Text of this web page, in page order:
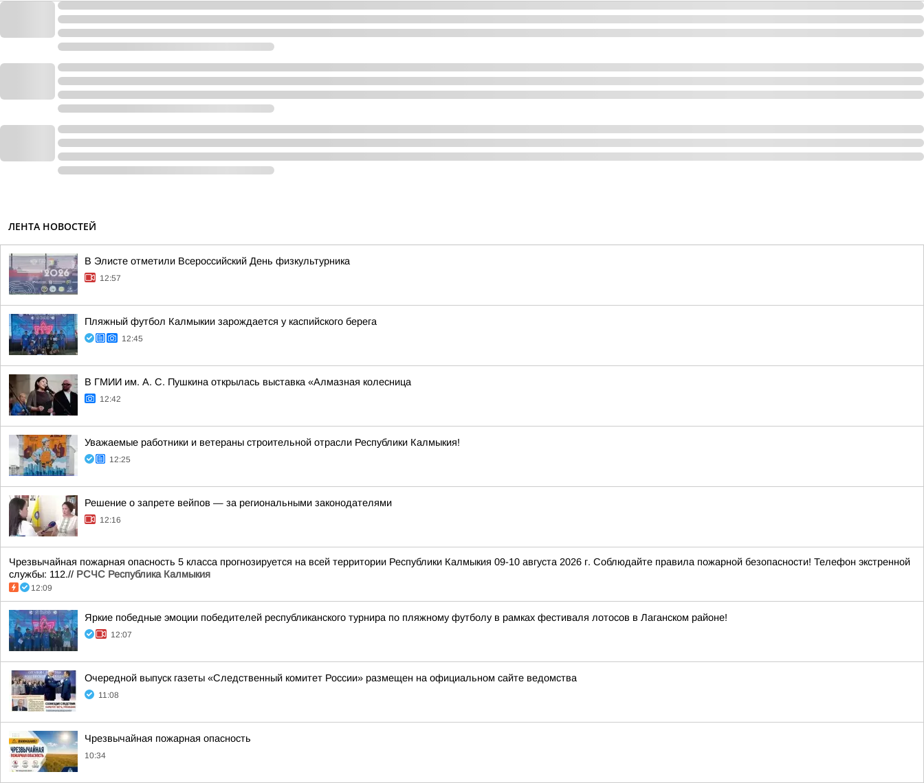
ЛЕНТА НОВОСТЕЙ
В Элисте отметили Всероссийский День физкультурника
12:57
Пляжный футбол Калмыкии зарождается у каспийского берега
12:45
В ГМИИ им. А. С. Пушкина открылась выставка «Алмазная колесница
12:42
Уважаемые работники и ветераны строительной отрасли Республики Калмыкия!
12:25
Решение о запрете вейпов — за региональными законодателями
12:16
Чрезвычайная пожарная опасность 5 класса прогнозируется на всей территории Республики Калмыкия 09-10 августа 2026 г. Соблюдайте правила пожарной безопасности! Телефон экстренной
службы: 112.// РСЧС Республика Калмыкия
12:09
Яркие победные эмоции победителей республиканского турнира по пляжному футболу в рамках фестиваля лотосов в Лаганском районе!
12:07
Очередной выпуск газеты «Следственный комитет России» размещен на официальном сайте ведомства
11:08
Чрезвычайная пожарная опасность
10:34